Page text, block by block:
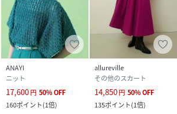
ANAYI
ニット
17,600円 50%OFF
160ポイント(1倍)
allureville
その他のスカート
14,850円 50%OFF
135ポイント(1倍)